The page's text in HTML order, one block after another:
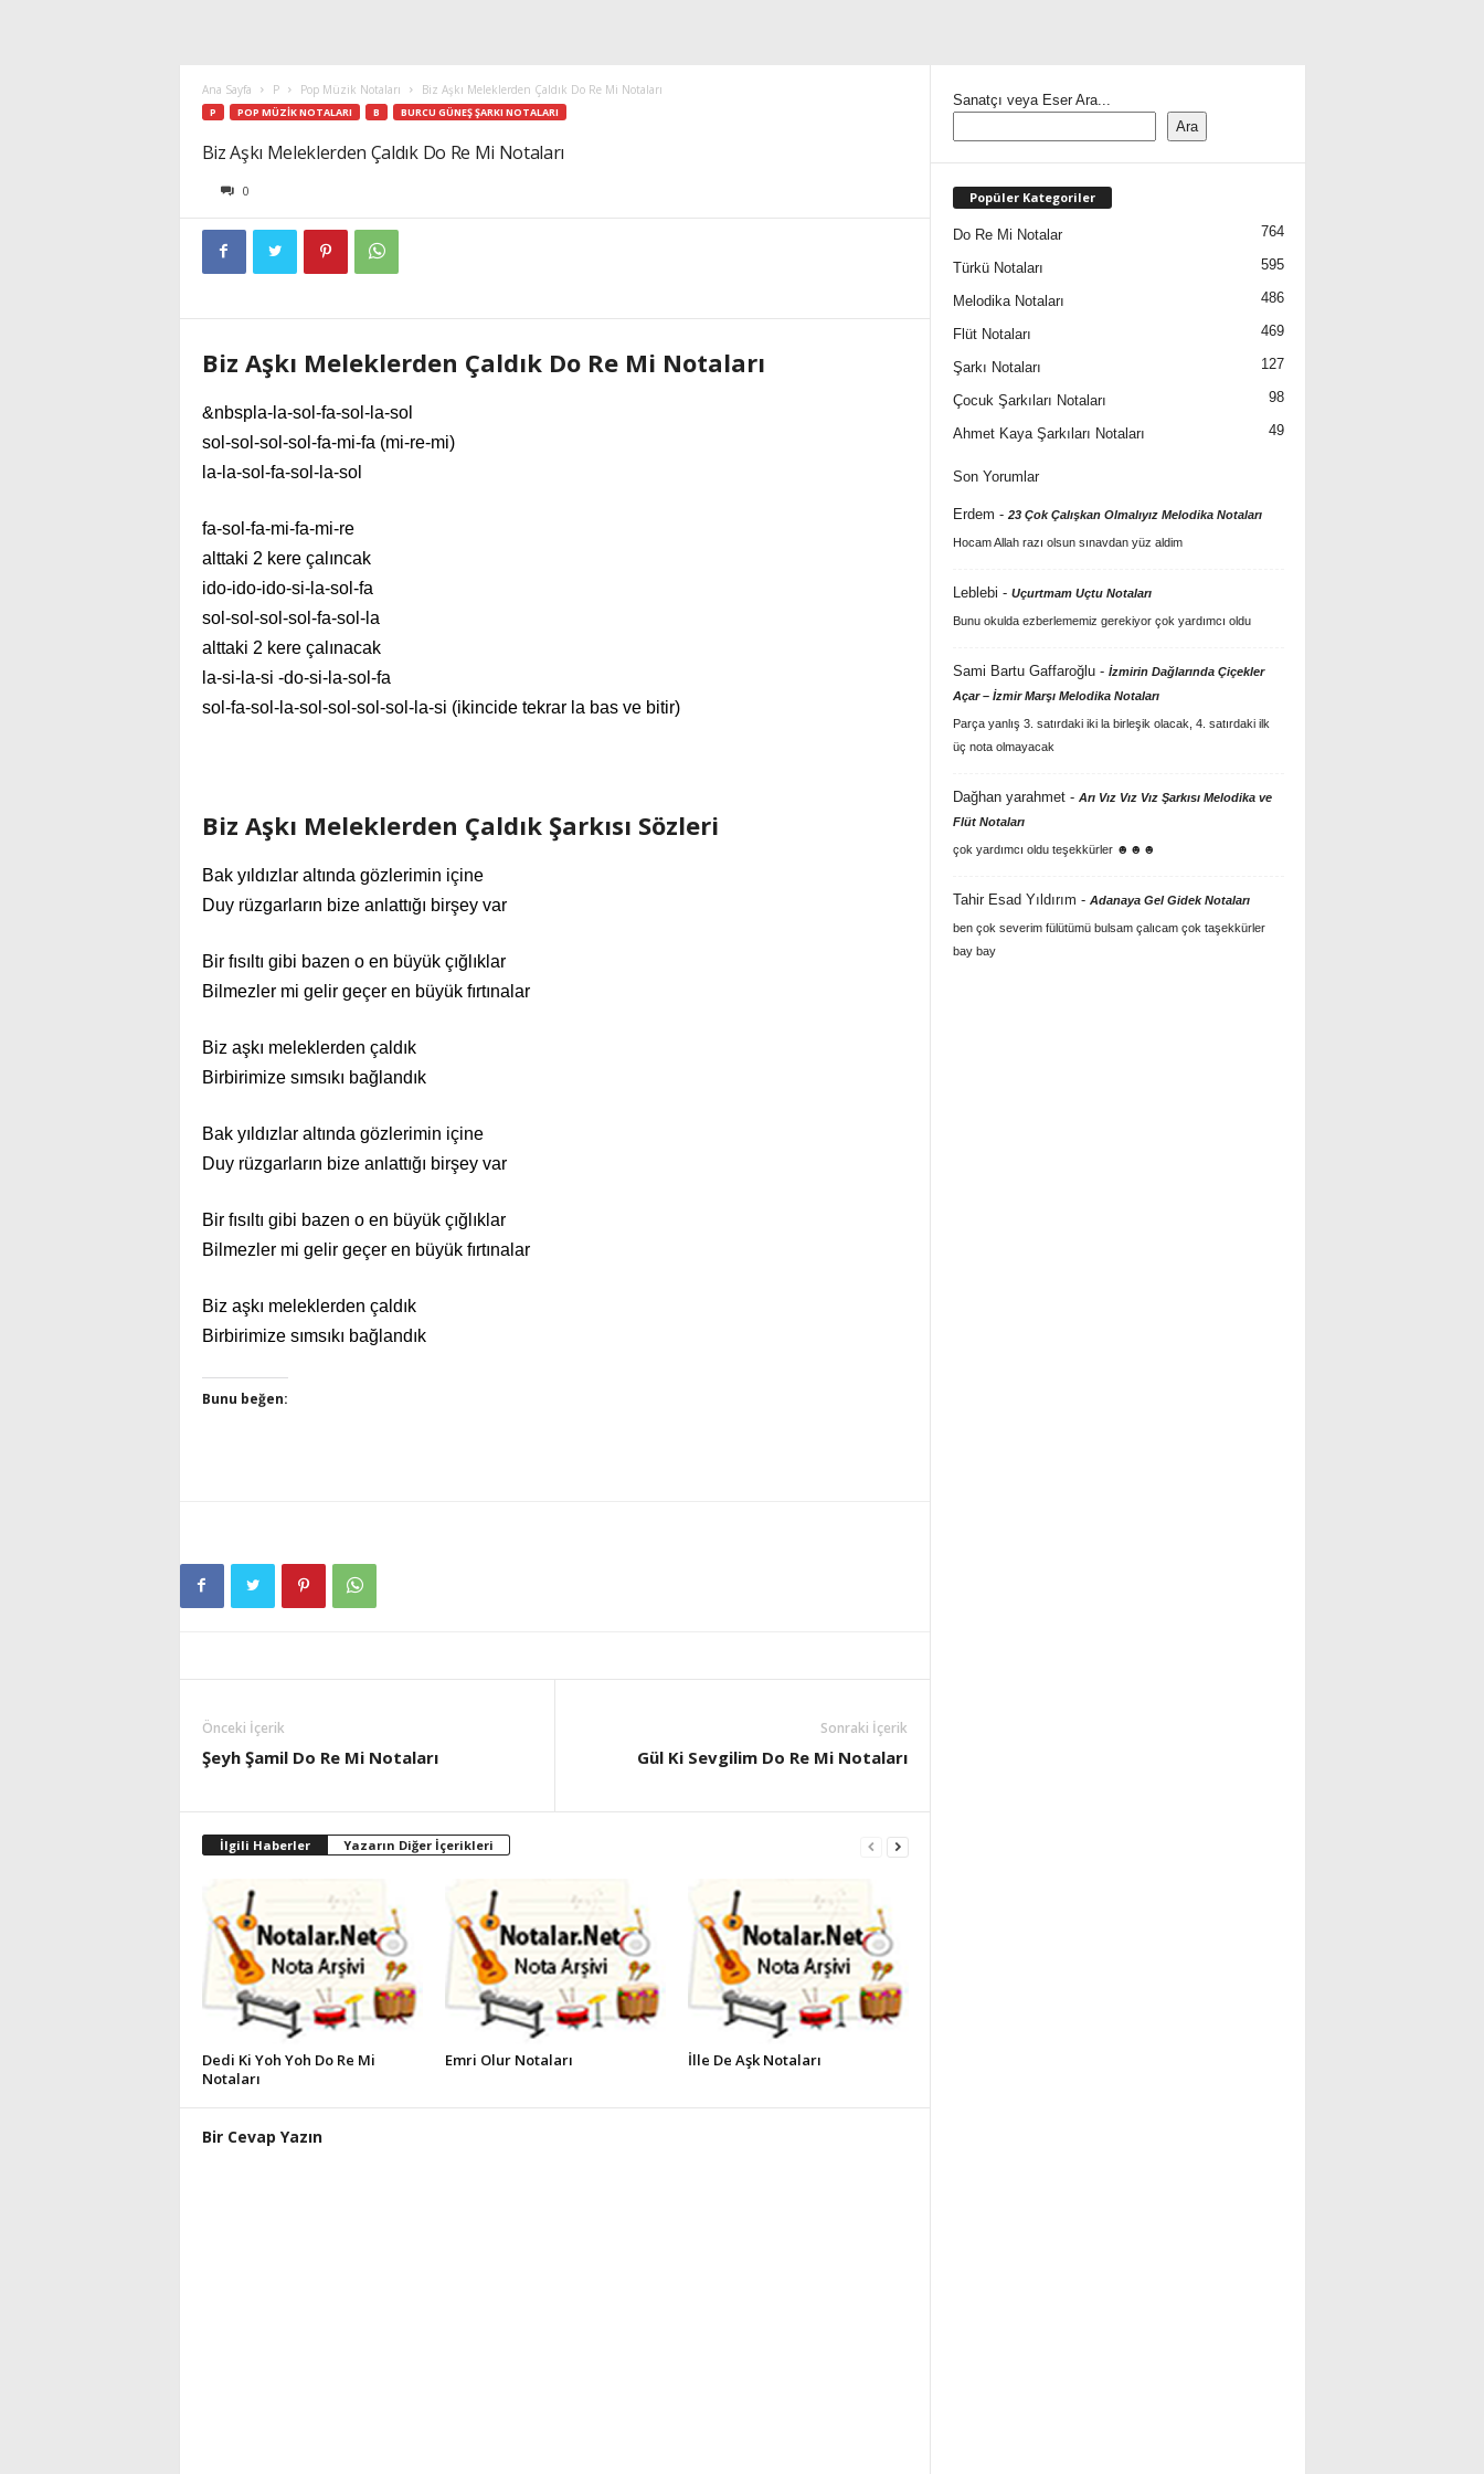
Ana Sayfa P Pop Müzik Notaları Biz Aşkı Meleklerden Çaldık Do Re Mi Notaları
P POP MÜZIK NOTALARI B BURCU GÜNEŞ ŞARKI NOTALARI
Biz Aşkı Meleklerden Çaldık Do Re Mi Notaları
0
Biz Aşkı Meleklerden Çaldık Do Re Mi Notaları
&nbspla-la-sol-fa-sol-la-sol
sol-sol-sol-sol-fa-mi-fa (mi-re-mi)
la-la-sol-fa-sol-la-sol
fa-sol-fa-mi-fa-mi-re
alttaki 2 kere çalıncak
ido-ido-ido-si-la-sol-fa
sol-sol-sol-sol-fa-sol-la
alttaki 2 kere çalınacak
la-si-la-si -do-si-la-sol-fa
sol-fa-sol-la-sol-sol-sol-sol-la-si (ikincide tekrar la bas ve bitir)
Biz Aşkı Meleklerden Çaldık Şarkısı Sözleri
Bak yıldızlar altında gözlerimin içine
Duy rüzgarların bize anlattığı birşey var
Bir fısıltı gibi bazen o en büyük çığlıklar
Bilmezler mi gelir geçer en büyük fırtınalar
Biz aşkı meleklerden çaldık
Birbirimize sımsıkı bağlandık
Bak yıldızlar altında gözlerimin içine
Duy rüzgarların bize anlattığı birşey var
Bir fısıltı gibi bazen o en büyük çığlıklar
Bilmezler mi gelir geçer en büyük fırtınalar
Biz aşkı meleklerden çaldık
Birbirimize sımsıkı bağlandık
Bunu beğen:
Önceki İçerik
Şeyh Şamil Do Re Mi Notaları
Sonraki İçerik
Gül Ki Sevgilim Do Re Mi Notaları
İlgili Haberler Yazarın Diğer İçerikleri
Dedi Ki Yoh Yoh Do Re Mi
Notaları
Emri Olur Notaları İlle De Aşk Notaları
Bir Cevap Yazın
Sanatçı veya Eser Ara...
Ara
Popüler Kategoriler
Do Re Mi Notalar 764
Türkü Notaları 595
Melodika Notaları 486
Flüt Notaları 469
Şarkı Notaları 127
Çocuk Şarkıları Notaları 98
Ahmet Kaya Şarkıları Notaları 49
Son Yorumlar
Erdem - 23 Çok Çalışkan Olmalıyız Melodika Notaları
Hocam Allah razı olsun sınavdan yüz aldim
Leblebi - Uçurtmam Uçtu Notaları
Bunu okulda ezberlememiz gerekiyor çok yardımcı oldu
Sami Bartu Gaffaroğlu- İzmirin Dağlarında Çiçekler
Açar – İzmir Marşı Melodika Notaları
Parça yanlış 3. satırdaki iki la birleşik olacak, 4. satırdaki ilk
üç nota olmayacak
Dağhan yarahmet- Arı Vız Vız Vız Şarkısı Melodika ve
Flüt Notaları
çok yardımcı oldu teşekkürler ☻☻☻
Tahir Esad Yıldırım - Adanaya Gel Gidek Notaları
ben çok severim fülütümü bulsam çalıcam çok taşekkürler
bay bay